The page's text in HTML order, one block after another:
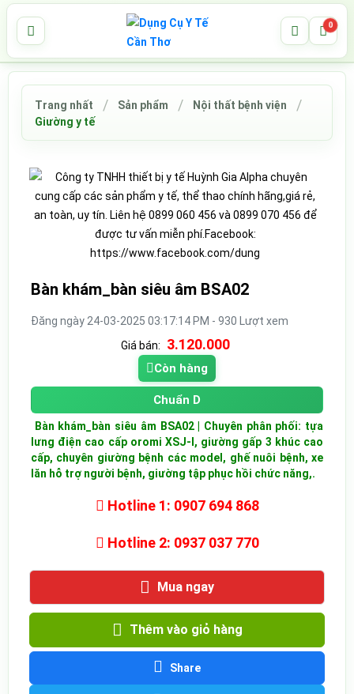
0
Trang nhất Sản phẩm
Nội thất bệnh viện
Giường y tế
Bàn khám_bàn siêu âm BSA02
Đăng ngày 24-03-2025 03:17:14 PM - 930 Lượt xem
Giá bán:
3.120.000
Còn hàng
Chuẩn D
Bàn khám_bàn siêu âm BSA02 | Chuyên phân phối: tựa
lưng điện cao cấp oromi XSJ-I, giường gấp 3 khúc cao
cấp, chuyên giường bệnh các model, ghế nuôi bệnh, xe
lăn hỗ trợ người bệnh, giường tập phục hồi chức năng,.
Hotline 1: 0907 694 868
Hotline 2: 0937 037 770
Mua ngay
Thêm vào giỏ hàng
Share